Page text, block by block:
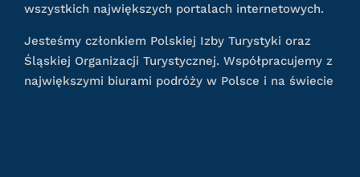
wszystkich największych portalach internetowych.
Jesteśmy członkiem Polskiej Izby Turystyki oraz
Śląskiej Organizacji Turystycznej. Współpracujemy z
największymi biurami podróży w Polsce i na świecie